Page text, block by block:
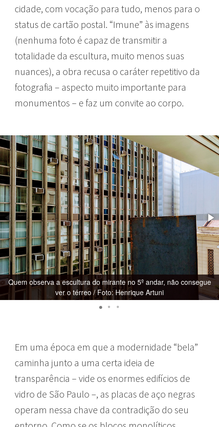
cidade, com vocação para tudo, menos para o
status de cartão postal. “Imune” às imagens
(nenhuma foto é capaz de transmitir a
totalidade da escultura, muito menos suas
nuances), a obra recusa o caráter repetitivo da
fotografia – aspecto muito importante para
monumentos – e faz um convite ao corpo.
Quem observa a escultura do mirante no 5º andar, não consegue
ver o térreo / Foto: Henrique Artuni
Em uma época em que a modernidade “bela”
caminha junto a uma certa ideia de
transparência – vide os enormes edifícios de
vidro de São Paulo –, as placas de aço negras
operam nessa chave da contradição do seu